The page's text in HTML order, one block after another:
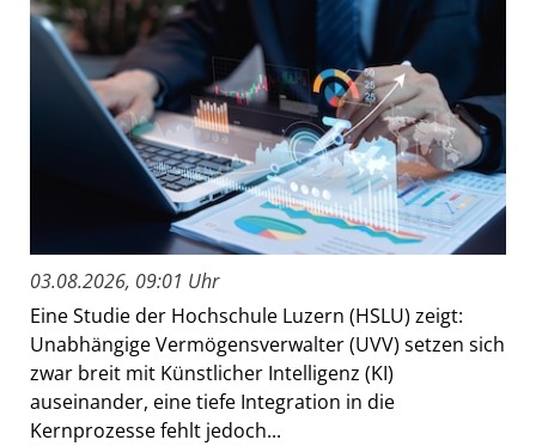
03.08.2026, 09:01 Uhr
Eine Studie der Hochschule Luzern (HSLU) zeigt:
Unabhängige Vermögensverwalter (UVV) setzen sich
zwar breit mit Künstlicher Intelligenz (KI)
auseinander, eine tiefe Integration in die
Kernprozesse fehlt jedoch...